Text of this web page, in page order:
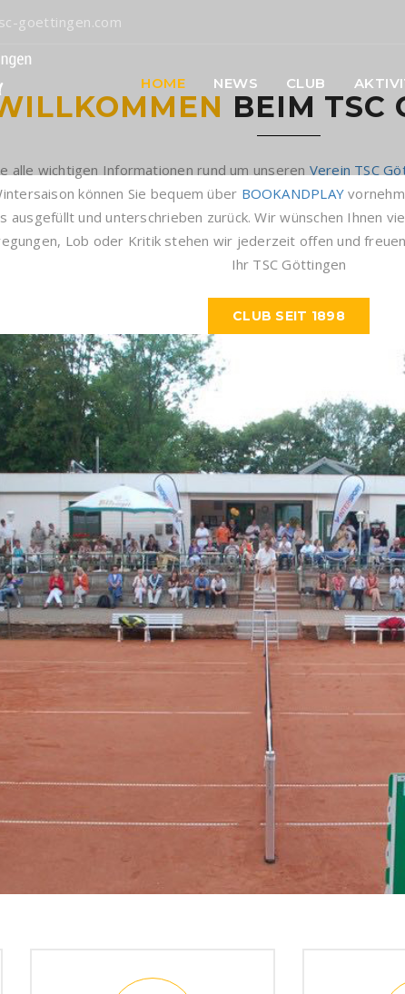
goettingen.com
HOME NEWS CLUB
BEIM TSC
alle wichtigen Informationen rund um unseren Verein TSC
können Sie bequem über BOOKANDPLAY
ausgefüllt und unterschrieben zurück. Wir wünschen Ihnen
Lob oder Kritik stehen wir jederzeit offen und
Ihr TSC Göttingen
CLUB SEIT 1898